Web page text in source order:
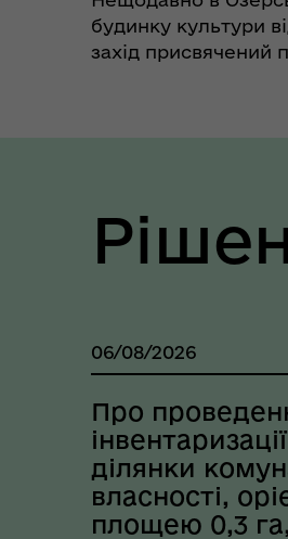
будинку культури
захід
06/08/2026
Про
ділянки
власності,
площею 0,3